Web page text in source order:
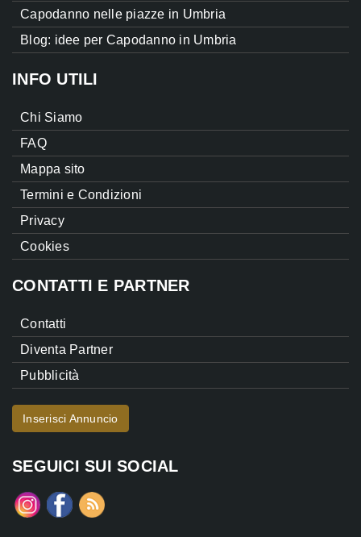
Capodanno nelle piazze in Umbria
Blog: idee per Capodanno in Umbria
INFO UTILI
Chi Siamo
FAQ
Mappa sito
Termini e Condizioni
Privacy
Cookies
CONTATTI E PARTNER
Contatti
Diventa Partner
Pubblicità
Inserisci Annuncio
SEGUICI SUI SOCIAL